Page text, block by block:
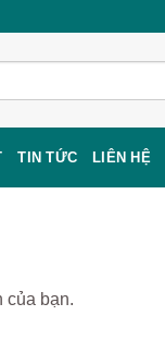
TIN TỨC LIÊN HỆ
của bạn.